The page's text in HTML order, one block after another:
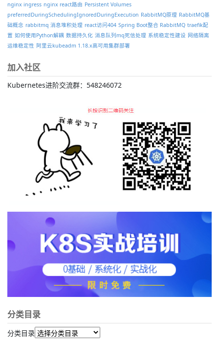
nginx ingress nginx react路由 Persistent Volumes
preferredDuringSchedulingIgnoredDuringExecution RabbitMQ原理 RabbitMQ基
础概念 rabbitmq 消息堆积处理 react访问404 Spring Boot整合 RabbitMQ traefik配
置 如何使用Python解耦 数据持久化 消息队列mq死信处理 系统稳定性建设 网络隔离
运维稳定性 阿里云kubeadm 1.18.x高可用集群部署
加入社区
Kubernetes进阶交流群：548246072
分类目录
分类目录